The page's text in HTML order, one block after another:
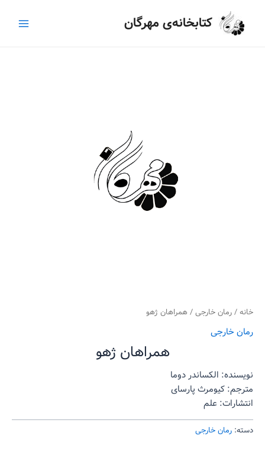
کتابخانه‌ی مهرگان
Menu
خانه/رمان خارجی/ همراهان ژهو
رمان خارجی
همراهان ژهو
نویسنده: الکساندر دوما
مترجم: کیومرث پارسای
انتشارات: علم
دسته: رمان خارجی